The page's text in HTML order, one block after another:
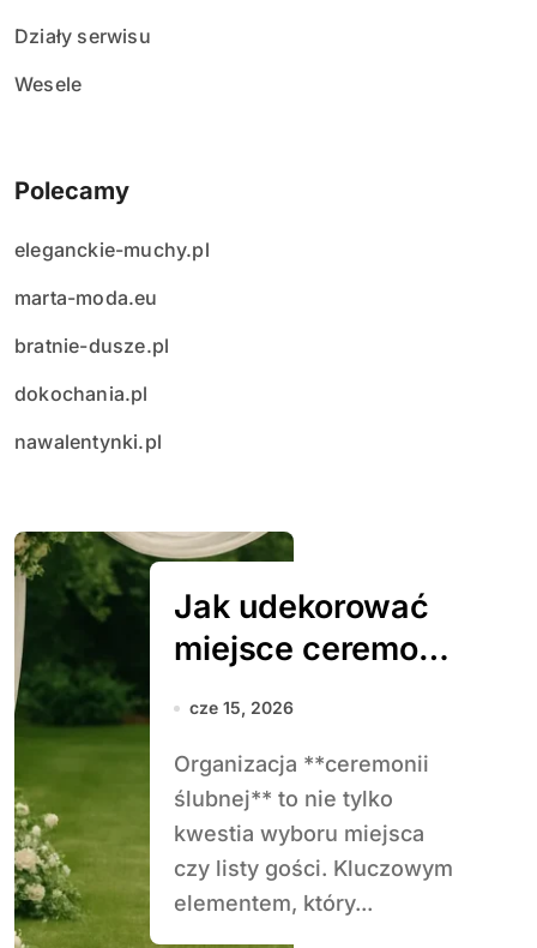
Działy serwisu
Wesele
Polecamy
eleganckie-muchy.pl
marta-moda.eu
bratnie-dusze.pl
dokochania.pl
nawalentynki.pl
Jak udekorować
miejsce ceremonii
ślubnej
cze 15, 2026
Organizacja **ceremonii
ślubnej** to nie tylko
kwestia wyboru miejsca
czy listy gości. Kluczowym
elementem, który...